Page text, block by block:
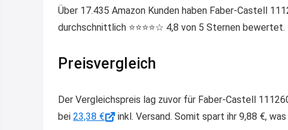
Über 17.435 Amazon Kunden haben Faber-Castell
durchschnittlich ⭐️⭐️⭐️⭐️☆ 4,8 von 5 Sternen bewertet.
Preisvergleich
Der Vergleichspreis lag zuvor für Faber-Castell
bei 23,38 € inkl. Versand. Somit spart ihr 9,88 €, was